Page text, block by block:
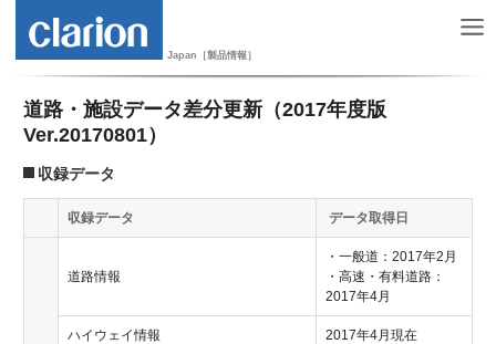
Japan［製品情報］
道路・施設データ差分更新（2017年度版
Ver.20170801）
収録データ
収録データ データ取得日
道路情報
・一般道：2017年2月
・高速・有料道路：
2017年4月
ハイウェイ情報 2017年4月現在